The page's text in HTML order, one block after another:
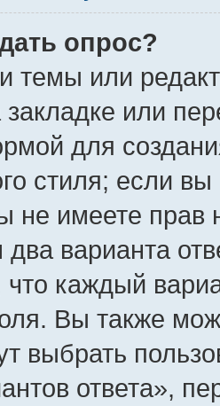
опрос?
темы или
закладке или
для
стиля; если
имеете прав
варианта
каждый
Вы также
выбрать
ответа»,